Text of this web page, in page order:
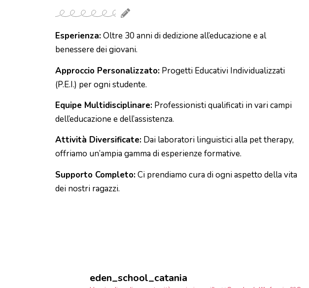
Esperienza:Oltre 30 anni di dedizione all’educazione e al
benessere dei giovani.
Approccio Personalizzato: Progetti Educativi Individualizzati
(P.E.I.) per ogni studente.
Equipe Multidisciplinare: Professionisti qualificati in vari campi
dell’educazione e dell’assistenza.
Attività Diversificate: Dai laboratori linguistici alla pet therapy,
offriamo un’ampia gamma di esperienze formative.
Supporto Completo:Ci prendiamo cura di ogni aspetto della vita
dei nostri ragazzi.
eden_school_catania